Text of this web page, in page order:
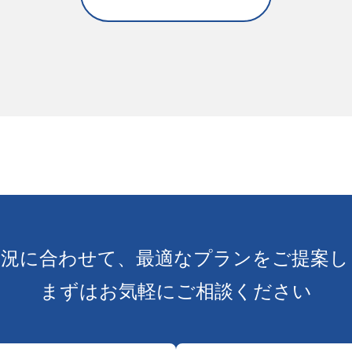
に合わせて、最適なプランをご提案
まずはお気軽にご相談ください